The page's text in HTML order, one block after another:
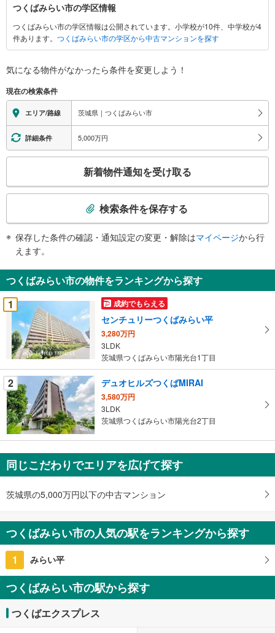
く
ば
み
い
に
関
す
る
情
つくばみらい市の学区情報
つくばみらい市の学区情報は公開されています。小学校が10件、中学校が4
件あります。 つくばみらい市の学区から中古マンションを探す
気になる物件がなかったら条件を変更しよう！
現在の検索条件
エリア/路線 茨城県｜つくばみらい市
詳細条件 5,000万円
検
知
を
受
け
取
る
・
件
を
マ
イ
ペ
ジ
に
存
る
新着物件通知を受け取る
検索条件を保存する
保存した条件の確認・通知設定の変更・解除はマイページから行
えます。
つくばみらい市の物件をランキングから探す
1
成約でもらえる
センチュリーつくばみらい平
3,280万円
3LDK
茨城県つくばみらい市陽光台1丁目
2 デュオヒルズつくばMIRAI
3,580万円
3LDK
茨城県つくばみらい市陽光台2丁目
同じこだわりでエリアを広げて探す
茨城県の5,000万円以下の中古マンション
つくばみらい市の人気の駅をランキングから探す
1 みらい平
つくばみらい市の駅から探す
つくばエクスプレス